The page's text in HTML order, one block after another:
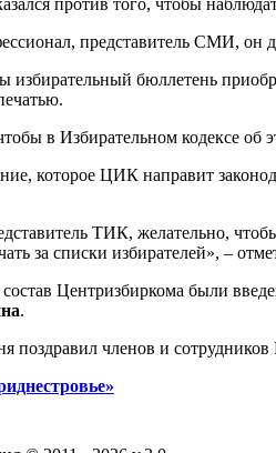
представитель СМИ, он
бюллетень
в Избирательном кодексе
которое ЦИК направит
ТИК, желательно,
за списки избирателей», –
Центризбиркома были
.
поздравил членов и